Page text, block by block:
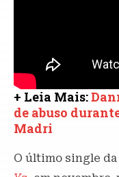
+ Leia Mais:
de abuso
Madri
O último single